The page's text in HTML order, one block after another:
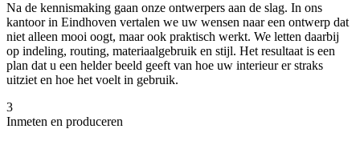
Na de kennismaking gaan onze ontwerpers aan de slag. In ons
kantoor in Eindhoven vertalen we uw wensen naar een ontwerp dat
niet alleen mooi oogt, maar ook praktisch werkt. We letten daarbij
op indeling, routing, materiaalgebruik en stijl. Het resultaat is een
plan dat u een helder beeld geeft van hoe uw interieur er straks
uitziet en hoe het voelt in gebruik.
3
Inmeten en produceren